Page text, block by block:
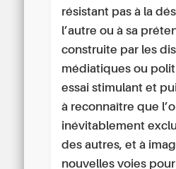
résistant pas à la
l’autre ou à sa
construite par les
médiatiques ou
essai stimulant et
à reconnaître que
inévitablement
des autres, et à
nouvelles voies